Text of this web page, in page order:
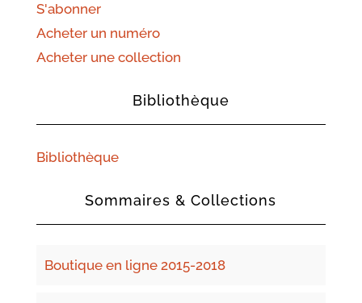
S'abonner
Acheter un numéro
Acheter une collection
Bibliothèque
Bibliothèque
Sommaires & Collections
Boutique en ligne 2015-2018